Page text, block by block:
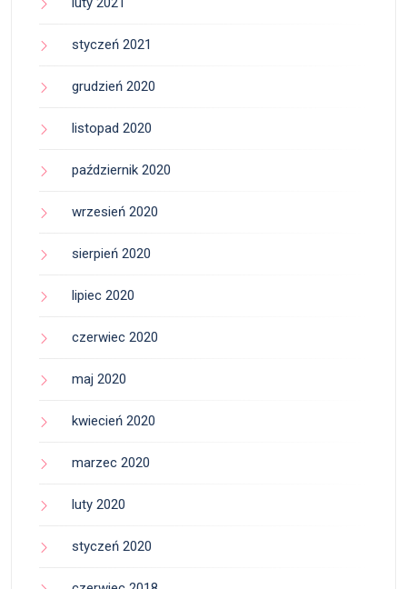
styczeń 2021
grudzień 2020
listopad 2020
październik 2020
wrzesień 2020
sierpień 2020
lipiec 2020
czerwiec 2020
maj 2020
kwiecień 2020
marzec 2020
luty 2020
styczeń 2020